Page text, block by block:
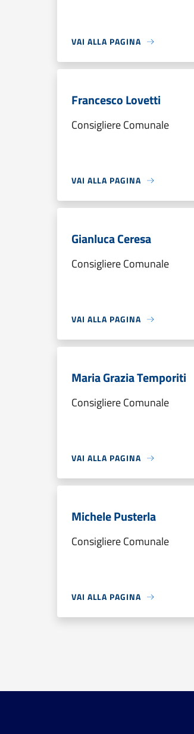
VAI ALLA PAGINA
Francesco Lovetti
Consigliere Comunale
VAI ALLA PAGINA
Gianluca Ceresa
Consigliere Comunale
VAI ALLA PAGINA
Maria Grazia Temporiti
Consigliere Comunale
VAI ALLA PAGINA
Michele Pusterla
Consigliere Comunale
VAI ALLA PAGINA